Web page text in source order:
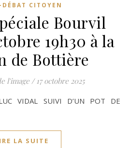
CITOYEN
Bourvil
19h30 à la
de Bottière
l'image / 17 octobre 2025
LA SUITE